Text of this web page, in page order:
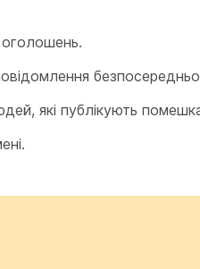
які публікують